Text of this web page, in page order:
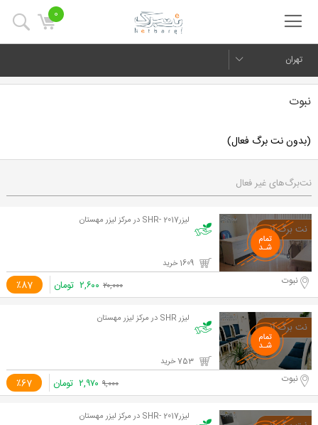
0
تهران
نبوت
(بدون نت برگ فعال)
نت‌برگ‌های غیر فعال
لیزر2017 -SHR در مرکز لیزر مهستان
٪87 نبوت ۲۰,۰۰۰ ۲,۶۰۰ تومان
لیزر SHR در مرکز لیزر مهستان
٪67 نبوت ۹,۰۰۰ ۲,۹۷۰ تومان
لیزر2017 -SHR در مرکز لیزر مهستان